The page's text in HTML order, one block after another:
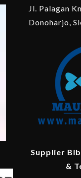
Jl. Palagan
Donoharjo,
Supplier
&